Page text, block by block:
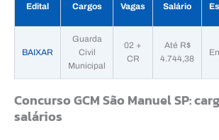
Edital Cargos Vagas Salário
BAIXAR
Guarda
Civil
Municipal
02 +
CR
Até R$
4.744,38
Concurso GCM São Manuel SP:
salários